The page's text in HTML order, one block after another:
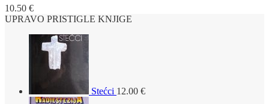
10.50 €
UPRAVO PRISTIGLE KNJIGE
Stećci 12.00 €